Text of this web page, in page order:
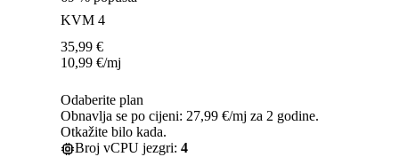
KVM 4
35,99 €
10,99 €/mj
Odaberite plan
Obnavlja se po cijeni: 27,99 €/mj za 2 godine.
Otkažite bilo kada.
Broj vCPU jezgri: 4